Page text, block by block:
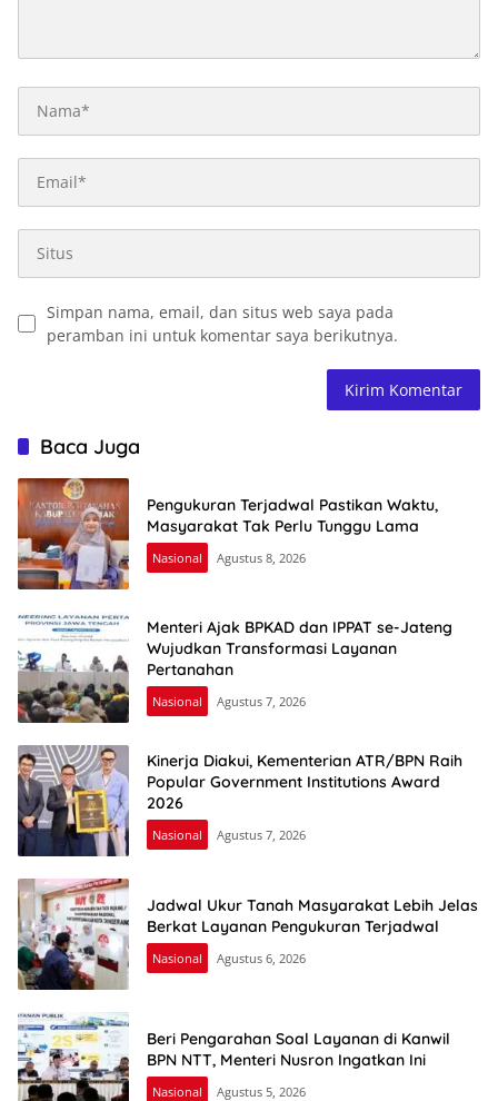
Simpan nama, email, dan situs web saya pada
peramban ini untuk komentar saya berikutnya.
Baca Juga
Pengukuran Terjadwal Pastikan Waktu,
Masyarakat Tak Perlu Tunggu Lama
Nasional Agustus 8, 2026
Menteri Ajak BPKAD dan IPPAT se-Jateng
Wujudkan Transformasi Layanan
Pertanahan
Nasional Agustus 7, 2026
Kinerja Diakui, Kementerian ATR/BPN Raih
Popular Government Institutions Award
2026
Nasional Agustus 7, 2026
Jadwal Ukur Tanah Masyarakat Lebih Jelas
Berkat Layanan Pengukuran Terjadwal
Nasional Agustus 6, 2026
Beri Pengarahan Soal Layanan di Kanwil
BPN NTT, Menteri Nusron Ingatkan Ini
Nasional Agustus 5, 2026